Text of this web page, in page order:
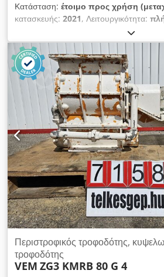
Κατάσταση: έτοιμο προς χρήση
κατασκευής: 2021, Λειτουργικότητα:
BUSCH HL 110 (Ανυψωτική πλατφόρμα
2021 # Μέγιστο φορτίο: 1000 kg
780 x 1100 mm # Μέγιστη διαδρομή:
λειτουργική κατάσταση # Τοποθεσία:
Cjdpfx Apjy Iuabj Ijrf
Περιστροφικός τροφοδότης,
τροφοδότης
VEM ZG3 KMRB 80 G 4